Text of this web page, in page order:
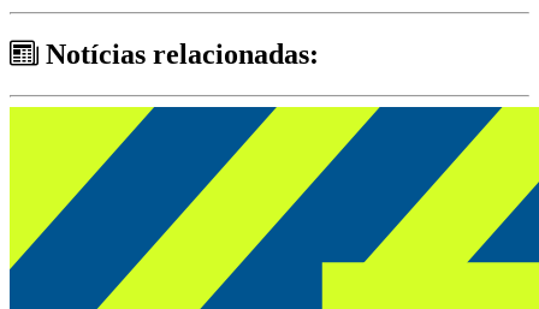
Notícias relacionadas: